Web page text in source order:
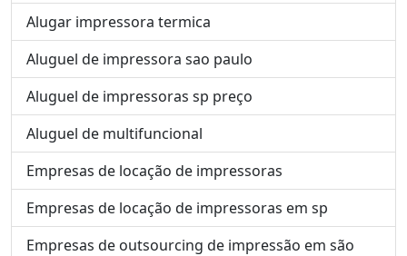
Alugar impressora termica
Aluguel de impressora sao paulo
Aluguel de impressoras sp preço
Aluguel de multifuncional
Empresas de locação de impressoras
Empresas de locação de impressoras em sp
Empresas de outsourcing de impressão em são